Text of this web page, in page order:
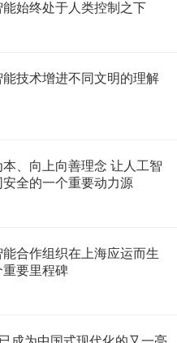
始终处于人类控制之下
技术增进不同文明的理解
、向上向善理念 让人工智
全的一个重要动力源
合作组织在上海应运而生
要里程碑